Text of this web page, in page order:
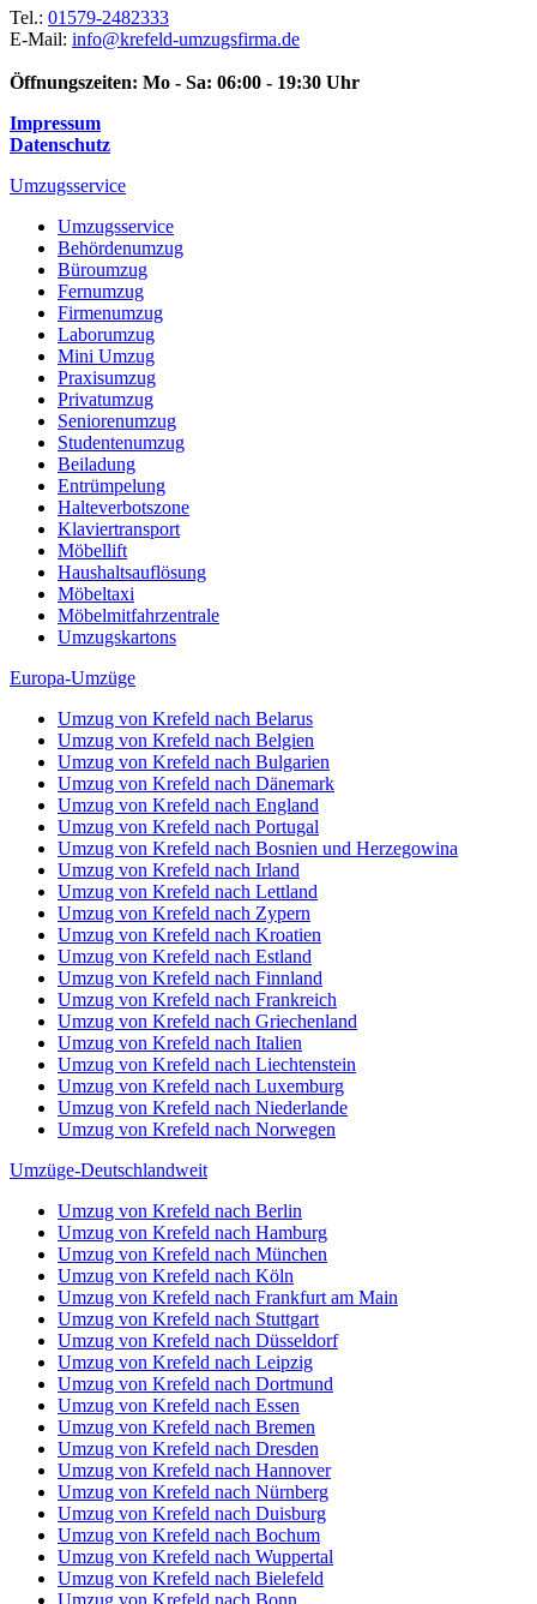
Tel.: 01579-2482333
E-Mail: info@krefeld-umzugsfirma.de
Öffnungszeiten: Mo - Sa: 06:00 - 19:30 Uhr
Impressum
Datenschutz
Umzugsservice
Umzugsservice
Behördenumzug
Büroumzug
Fernumzug
Firmenumzug
Laborumzug
Mini Umzug
Praxisumzug
Privatumzug
Seniorenumzug
Studentenumzug
Beiladung
Entrümpelung
Halteverbotszone
Klaviertransport
Möbellift
Haushaltsauflösung
Möbeltaxi
Möbelmitfahrzentrale
Umzugskartons
Europa-Umzüge
Umzug von Krefeld nach Belarus
Umzug von Krefeld nach Belgien
Umzug von Krefeld nach Bulgarien
Umzug von Krefeld nach Dänemark
Umzug von Krefeld nach England
Umzug von Krefeld nach Portugal
Umzug von Krefeld nach Bosnien und Herzegowina
Umzug von Krefeld nach Irland
Umzug von Krefeld nach Lettland
Umzug von Krefeld nach Zypern
Umzug von Krefeld nach Kroatien
Umzug von Krefeld nach Estland
Umzug von Krefeld nach Finnland
Umzug von Krefeld nach Frankreich
Umzug von Krefeld nach Griechenland
Umzug von Krefeld nach Italien
Umzug von Krefeld nach Liechtenstein
Umzug von Krefeld nach Luxemburg
Umzug von Krefeld nach Niederlande
Umzug von Krefeld nach Norwegen
Umzüge-Deutschlandweit
Umzug von Krefeld nach Berlin
Umzug von Krefeld nach Hamburg
Umzug von Krefeld nach München
Umzug von Krefeld nach Köln
Umzug von Krefeld nach Frankfurt am Main
Umzug von Krefeld nach Stuttgart
Umzug von Krefeld nach Düsseldorf
Umzug von Krefeld nach Leipzig
Umzug von Krefeld nach Dortmund
Umzug von Krefeld nach Essen
Umzug von Krefeld nach Bremen
Umzug von Krefeld nach Dresden
Umzug von Krefeld nach Hannover
Umzug von Krefeld nach Nürnberg
Umzug von Krefeld nach Duisburg
Umzug von Krefeld nach Bochum
Umzug von Krefeld nach Wuppertal
Umzug von Krefeld nach Bielefeld
Umzug von Krefeld nach Bonn